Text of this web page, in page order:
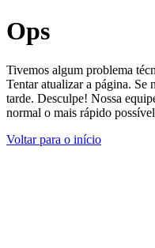
Ops
Tivemos algum problema
Tentar atualizar a página. Se
tarde. Desculpe! Nossa
normal o mais rápido
Voltar para o início